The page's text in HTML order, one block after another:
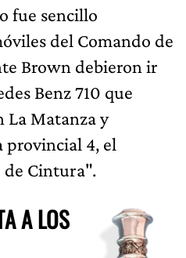
fue sencillo
del Comando de
Brown debieron ir
Benz 710 que
La Matanza y
provincial 4, el
Cintura".
A LOS